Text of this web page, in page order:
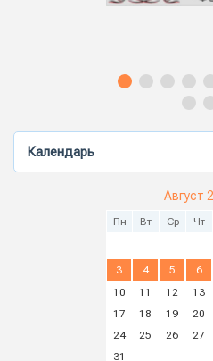
Календарь
Август
Пн Вт Ср Чт
3
4 5 6
10
11 12 13
17
18 19 20
24
25 26 27
31